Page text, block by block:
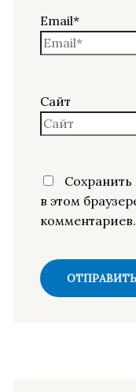
Email*
Сайт
в этом
комментариев.